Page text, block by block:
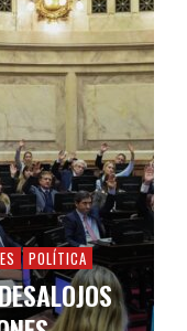
POLÍTICA